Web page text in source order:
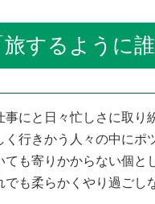
するように
にと日々忙しさに取り
く行きかう人々の中に
ても寄りかからない個と
でも柔らかくやり過ごし